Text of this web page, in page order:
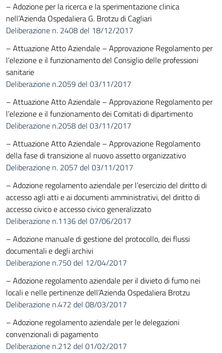
– Adozione per la ricerca e la sperimentazione clinica
nell’Azienda Ospedaliera G. Brotzu di Cagliari
Deliberazione n. 2408 del 18/12/2017
– Attuazione Atto Aziendale – Approvazione Regolamento per
l’elezione e il funzionamento del Consiglio delle professioni
sanitarie
Deliberazione n.2059 del 03/11/2017
– Attuazione Atto Aziendale – Approvazione Regolamento per
l’elezione e il funzionamento dei Comitati di dipartimento
Deliberazione n.2058 del 03/11/2017
– Attuazione Atto Aziendale – Approvazione Regolamento
della fase di transizione al nuovo assetto organizzativo
Deliberazione n. 2057 del 03/11/2017
– Adozione regolamento aziendale per l’esercizio del diritto di
accesso agli atti e ai documenti amministrativi, del diritto di
accesso civico e accesso civico generalizzato
Deliberazione n.1136 del 07/06/2017
– Adozione manuale di gestione del protocollo, dei flussi
documentali e degli archivi
Deliberazione n.750 del 12/04/2017
– Adozione regolamento aziendale per il divieto di fumo nei
locali e nelle pertinenze dell’Azienda Ospedaliera Brotzu
Deliberazione n.472 del 08/03/2017
– Adozione regolamento aziendale per le delegazioni
convenzionali di pagamento
Deliberazione n.212 del 01/02/2017